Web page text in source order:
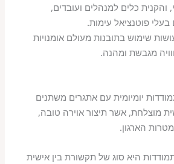
והקנית כלים למנהלים ועובדים,
פוטנציאל עימות.
שימוש בתובנות מעולם אומנויות
מגבשת ומהנה.
יומיומית עם אתגרים משתנים
מוצלחת, אשר תיצור אוירה טובה,
הארגון.
היא סוג של תקשורת בין אישית